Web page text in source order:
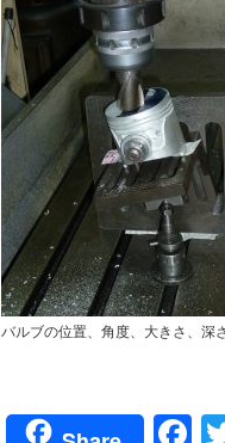
バルブの位置、角度、大きさ、深